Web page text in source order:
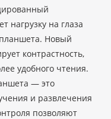
нагрузку на глаза
Новый
контрастность,
удобного чтения.
— это
и развлечения
позволяют